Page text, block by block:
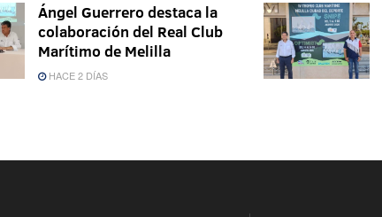
Ángel Guerrero destaca la
colaboración del Real Club
Marítimo de Melilla
HACE 2 DÍAS